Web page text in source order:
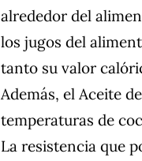
alrededor del
los jugos del
tanto su valor
Además, el Aceite
temperaturas de
La resistencia que